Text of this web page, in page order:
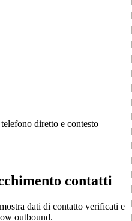
diretto e contesto
contatti
dati di contatto verificati e
outbound.